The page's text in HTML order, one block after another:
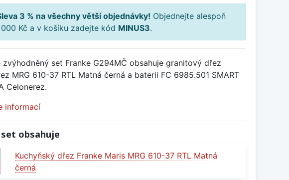
3 % na všechny větší objednávky! Objednejte alespoň
Kč a v košíku zadejte kód MINUS3.
zvýhodněný set Franke G294MČ obsahuje granitový dřez
MRG 610-37 RTL Matná černá a baterii FC 6985.501 SMART
Celonerez.
informací
obsahuje
Kuchyňský dřez Franke Maris MRG 610-37 RTL Matná
černá